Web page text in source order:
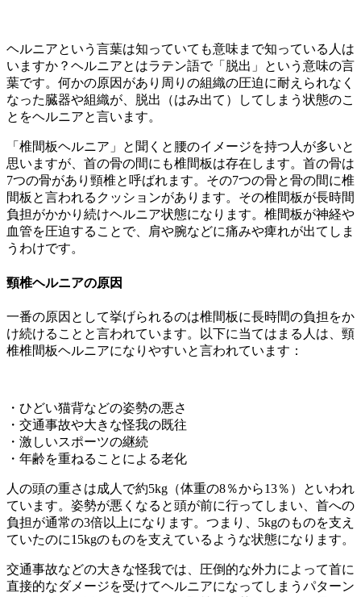
ヘルニアという言葉は知っていても意味まで知っている人は
いますか？ヘルニアとはラテン語で「脱出」という意味の言
葉です。何かの原因があり周りの組織の圧迫に耐えられなく
なった臓器や組織が、脱出（はみ出て）してしまう状態のこ
とをヘルニアと言います。
「椎間板ヘルニア」と聞くと腰のイメージを持つ人が多いと
思いますが、首の骨の間にも椎間板は存在します。首の骨は
7つの骨があり頸椎と呼ばれます。その7つの骨と骨の間に椎
間板と言われるクッションがあります。その椎間板が長時間
負担がかかり続けヘルニア状態になります。椎間板が神経や
血管を圧迫することで、肩や腕などに痛みや痺れが出てしま
うわけです。
頸椎ヘルニアの原因
一番の原因として挙げられるのは椎間板に長時間の負担をか
け続けることと言われています。以下に当てはまる人は、頸
椎椎間板ヘルニアになりやすいと言われています：
・ひどい猫背などの姿勢の悪さ
・交通事故や大きな怪我の既往
・激しいスポーツの継続
・年齢を重ねることによる老化
人の頭の重さは成人で約5kg（体重の8％から13％）といわれ
ています。姿勢が悪くなると頭が前に行ってしまい、首への
負担が通常の3倍以上になります。つまり、5kgのものを支え
ていたのに15kgのものを支えているような状態になります。
交通事故などの大きな怪我では、圧倒的な外力によって首に
直接的なダメージを受けてヘルニアになってしまうパターン